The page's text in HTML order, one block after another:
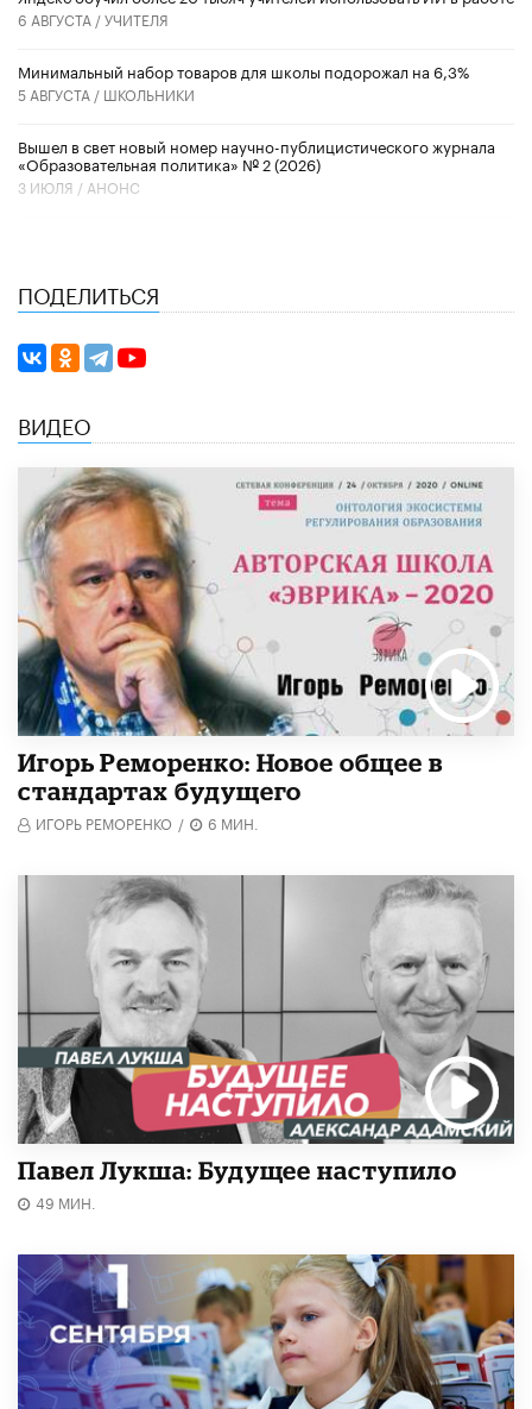
6 АВГУСТА /УЧИТЕЛЯ
Минимальный набор товаров для школы подорожал на 6,3%
5 АВГУСТА / ШКОЛЬНИКИ
Вышел в свет новый номер научно-публицистического журнала
«Образовательная политика» № 2 (2026)
3 ИЮЛЯ / АНОНС
ПОДЕЛИТЬСЯ
ВИДЕО
Игорь Реморенко: Новое общее в
стандартах будущего
ИГОРЬ РЕМОРЕНКО / 6 МИН.
Павел Лукша: Будущее наступило
49 МИН.